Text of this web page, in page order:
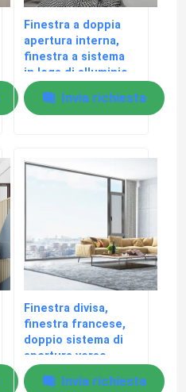
Finestra a doppia
apertura interna,
finestra a sistema
in lega di alluminio,
finestra in alluminio
a taglio ponteInvia richiesta
Finestra divisa,
finestra francese,
doppio sistema di
apertura verso
l'interno finestra,
ponte taglioInvia richiesta